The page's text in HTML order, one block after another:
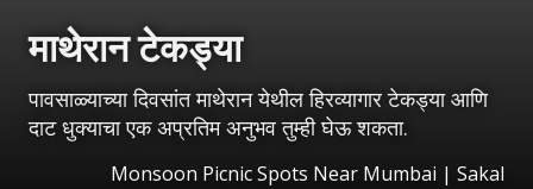
माथेरान टेकड्या
पावसाळ्याच्या दिवसांत माथेरान येथील हिरव्यागार टेकड्या आणि
दाट धुक्याचा एक अप्रतिम अनुभव तुम्ही घेऊ शकता.
Monsoon Picnic Spots Near Mumbai | Sakal